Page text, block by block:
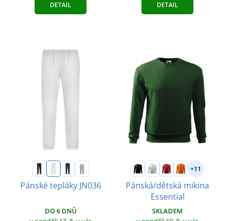
DETAIL DETAIL
Pánské tepláky JN036
DO 6 DNŮ
+11
Pánská/dětská mikina
Essential
SKLADEM